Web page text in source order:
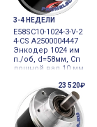
3-4 НЕДЕЛИ
E58SC10-1024-3-V-2
4-CS A2500004447
Энкодер 1024 им
п./об, d=58мм, Сп
лошной вал 10 мм
нтальный
23 520₽